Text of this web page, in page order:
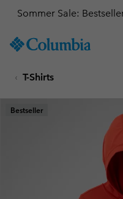
TO
SKIP
MAIN
NAV
Sommer Sale:
T-Shirts
Bestseller